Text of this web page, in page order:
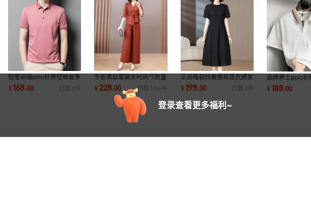
轻奢高端polo衫男短袖夏季
新款商务纯色体恤中年宽松
大码免烫T恤
¥168.00 已售 1 件
专柜真丝套装女时尚气质重
磅桑蚕丝香云纱两件套阔腿
裤大码妈妈装
¥228.00 已售 10+ 件
正品龟裂纹桑蚕丝连衣裙女
2026新款高端显瘦优雅中
老年妈妈旗袍裙
¥198.00 已售 3件
品牌男士polo衫
领纯色爸爸装t
休闲半袖体恤
¥188.00
登录查看更多福利~